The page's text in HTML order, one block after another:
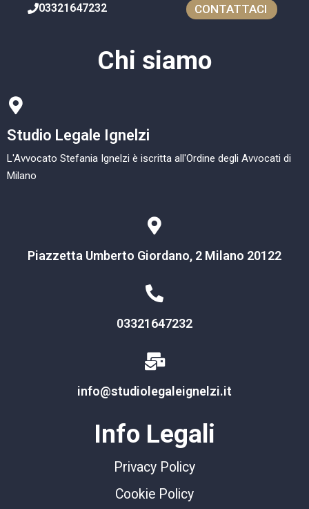
03321647232 CONTATTACI
Chi siamo
Studio Legale Ignelzi
L'Avvocato Stefania Ignelzi è iscritta all'Ordine degli Avvocati di
Milano
Piazzetta Umberto Giordano, 2 Milano 20122
03321647232
info@studiolegaleignelzi.it
Info Legali
Privacy Policy
Cookie Policy